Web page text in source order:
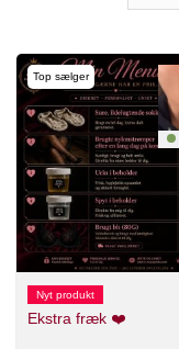
Top sælger
Nyt produkt
Ekstra fræk ❤️